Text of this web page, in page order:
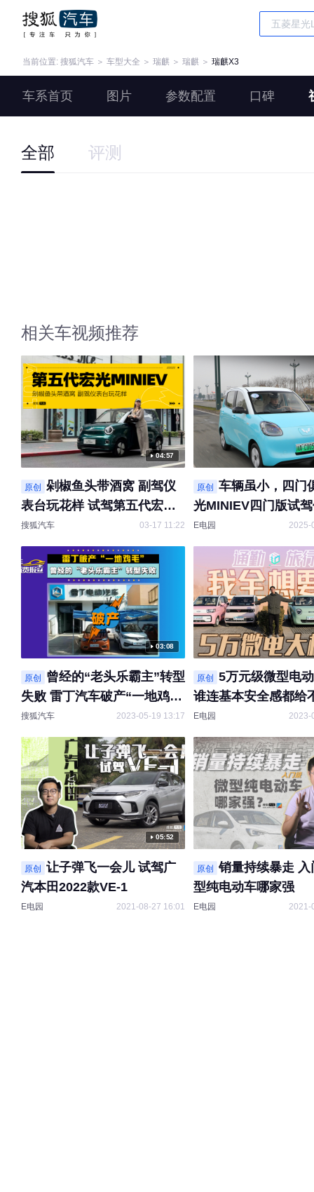
当前位置: 搜狐汽车 ＞ 车型大全 ＞ 瑞麒 ＞ 瑞麒 ＞ 瑞麒X3
车系首页 图片 参数配置 口碑
全部 评测
相关车视频推荐
04:57
原创
剁椒鱼头带酒窝 副驾仪
表台玩花样 试驾第五代宏光
MINIEV
搜狐汽车 03-17 11:22
原创
车辆虽小，四门
光MINIEV四门版试
E电园 2025-
03:08
原创
曾经的“老头乐霸主”转型
失败 雷丁汽车破产“一地鸡
毛”
搜狐汽车 2023-05-19 13:17
原创
5万元级微型电
谁连基本安全感都给
E电园 2023-
05:52
原创
让子弹飞一会儿 试驾广
汽本田2022款VE-1
E电园 2021-08-27 16:01
原创
销量持续暴走 入
型纯电动车哪家强
E电园 2021-